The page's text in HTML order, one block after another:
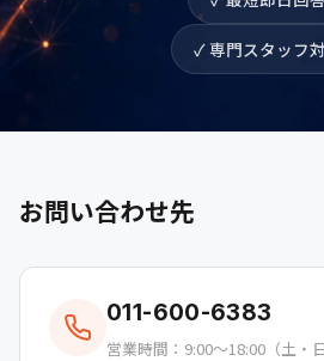
✓ 専門スタッフ
お問い合わせ先
011-600-6383
営業時間：9:00〜18:00（土・日